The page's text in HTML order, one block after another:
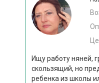
Ищу работу няней,
скользящий, но
ребенка из школы